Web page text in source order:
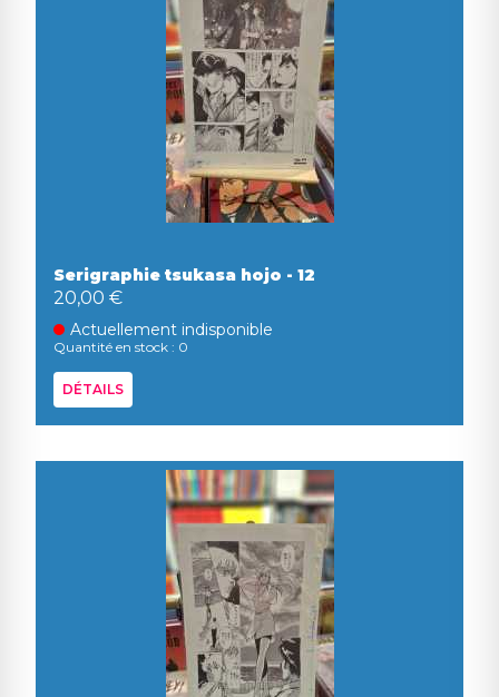
Serigraphie tsukasa hojo - 12
20,00 €
Actuellement indisponible
Quantité en stock : 0
DÉTAILS